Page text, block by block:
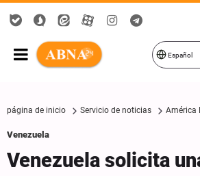
Español
página de inicio Servicio de noticias América
Venezuela
Venezuela solicita